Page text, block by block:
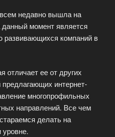
недавно вышла на
данный момент является
развивающихся компаний в
отличает ее от других
интернет-
многопрофильных
направлений. Все чем
делать на